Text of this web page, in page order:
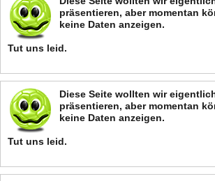
präsentieren, aber momentan
keine Daten anzeigen.
Tut uns leid.
Diese Seite wollten wir
präsentieren, aber momentan
keine Daten anzeigen.
Tut uns leid.